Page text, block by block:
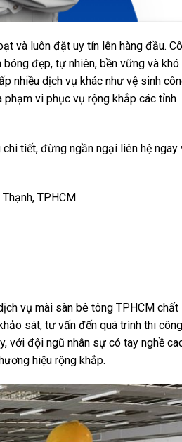
và luôn đặt uy tín lên hàng đầu.
đẹp, tự nhiên, bền vững và khó
nhiều dịch vụ khác như vệ sinh
vi phục vụ rộng khắp các tỉnh
tiết, đừng ngần ngại liên hệ ngay
TPHCM
vụ mài sàn bê tông TPHCM chất
sát, tư vấn đến quá trình thi
với đội ngũ nhân sự có tay nghề
hiệu rộng khắp.